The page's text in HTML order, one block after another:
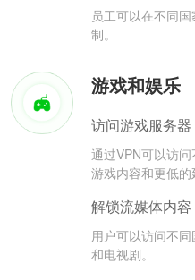
员工可以在不同
制。
游戏和娱乐
访问游戏服务器
通过VPN可以访
游戏内容和更低的
解锁流媒体内容
用户可以访问不
和电视剧。